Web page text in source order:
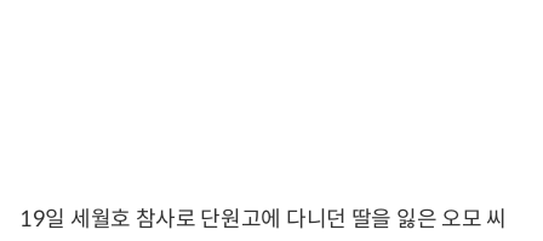
19일 세월호 참사로 단원고에 다니던 딸을 잃은 오모 씨